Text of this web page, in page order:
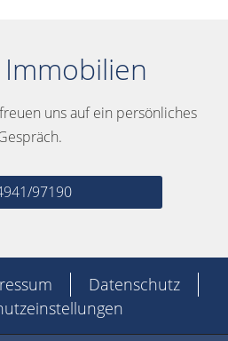
uns auf ein persönliches
97190
Datenschutz